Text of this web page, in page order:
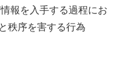
報を入手する過程にお
秩序を害する行為